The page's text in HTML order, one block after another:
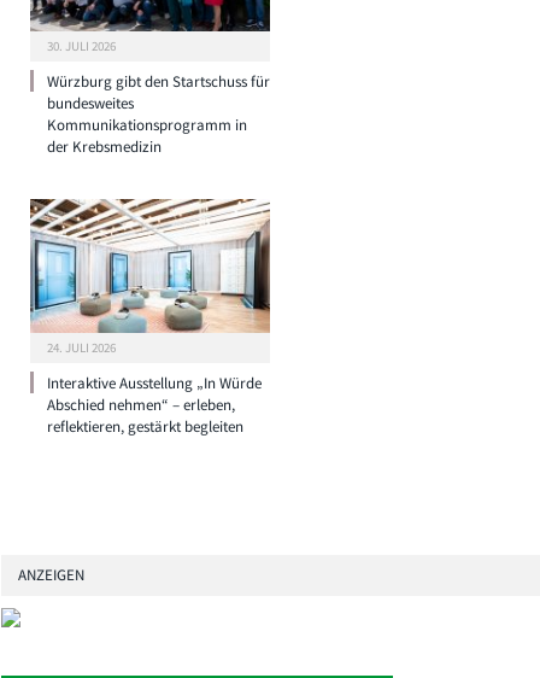
30. JULI 2026
Würzburg gibt den Startschuss für
bundesweites
Kommunikationsprogramm in
der Krebsmedizin
24. JULI 2026
Interaktive Ausstellung „In Würde
Abschied nehmen“ – erleben,
reflektieren, gestärkt begleiten
ANZEIGEN